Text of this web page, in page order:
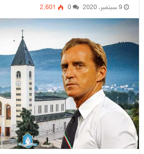
9 سبتمبر، 2020 0 2٬601